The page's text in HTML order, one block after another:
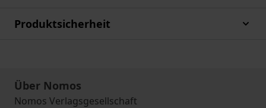
Produktsicherheit
Über Nomos
Nomos Verlagsgesellschaft